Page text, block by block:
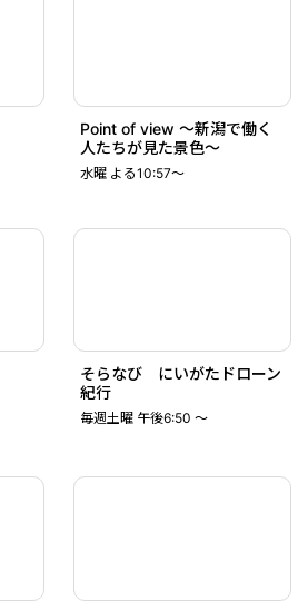
Point of view ～新潟で働く
人たちが見た景色～
水曜 よる10:57～
そらなび にいがたドローン
紀行
毎週土曜 午後6:50 ～